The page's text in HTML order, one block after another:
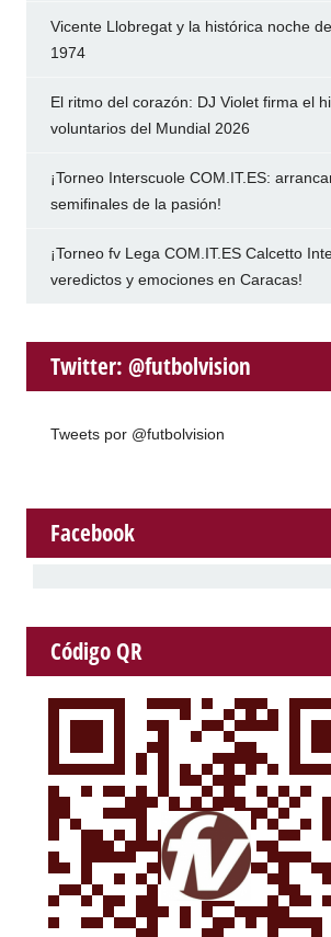
Vicente Llobregat y la histórica noche
1974
El ritmo del corazón: DJ Violet firma el
voluntarios del Mundial 2026
¡Torneo Interscuole COM.IT.ES:
semifinales de la pasión!
¡Torneo fv Lega COM.IT.ES Calcetto
veredictos y emociones en Caracas!
Twitter: @futbolvision
Tweets por @futbolvision
Facebook
Código QR